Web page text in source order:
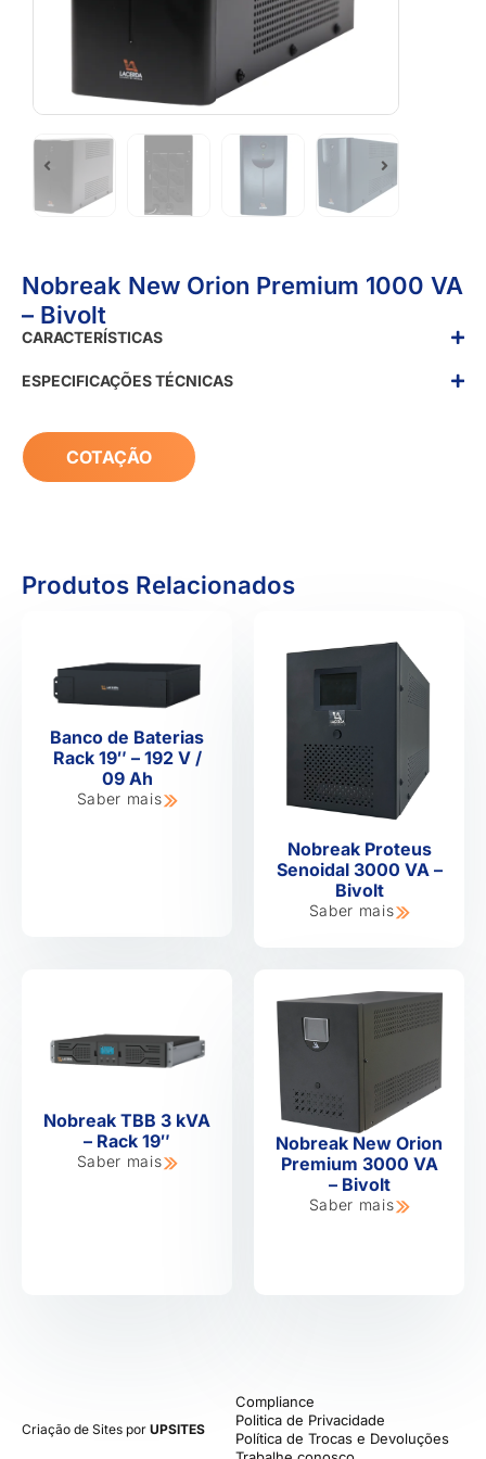
Nobreak New Orion Premium 1000 VA
– Bivolt
CARACTERÍSTICAS
ESPECIFICAÇÕES TÉCNICAS
COTAÇÃO
Produtos Relacionados
Banco de Baterias
Rack 19″ – 192 V /
09 Ah
Saber mais
Nobreak Proteus
Senoidal 3000 VA –
Bivolt
Saber mais
Nobreak TBB 3 kVA
– Rack 19″
Saber mais
Nobreak New Orion
Premium 3000 VA
– Bivolt
Saber mais
Criação de Sites por UPSITES
Compliance
Politica de Privacidade
Política de Trocas e Devoluções